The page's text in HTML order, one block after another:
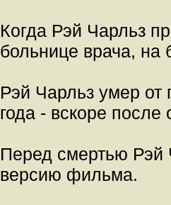
Когда Рэй Чарльз
больнице врача, на
Рэй Чарльз умер от
года - вскоре
Перед смертью Рэй
версию фильма.